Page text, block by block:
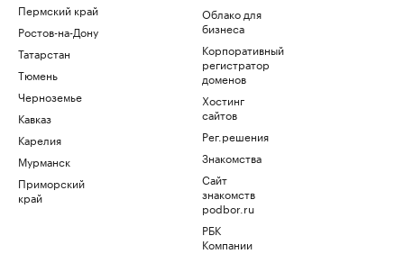
Пермский край
Ростов-на-Дону
Татарстан
Тюмень
Черноземье
Кавказ
Карелия
Мурманск
Приморский
край
Облако для
бизнеса
Корпоративный
регистратор
доменов
Хостинг
сайтов
Рег.решения
Знакомства
Сайт
знакомств
podbor.ru
РБК
Компании